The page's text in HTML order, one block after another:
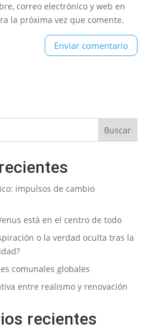
correo electrónico y web en
la próxima vez que comente.
impulsos de cambio
está en el centro de todo
o la verdad oculta tras la
comunales globales
entre realismo y renovación
recientes